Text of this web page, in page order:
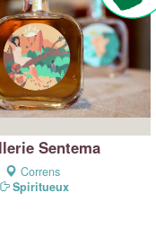
Sentema
Correns
Spiritueux